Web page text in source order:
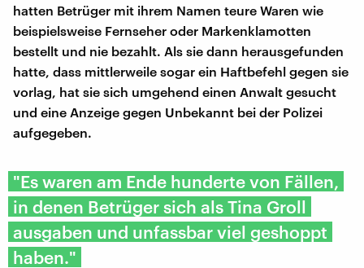
hatten Betrüger mit ihrem Namen teure Waren wie
beispielsweise Fernseher oder Markenklamotten
bestellt und nie bezahlt. Als sie dann herausgefunden
hatte, dass mittlerweile sogar ein Haftbefehl gegen sie
vorlag, hat sie sich umgehend einen Anwalt gesucht
und eine Anzeige gegen Unbekannt bei der Polizei
aufgegeben.
"Es waren am Ende hunderte von Fällen,
in denen Betrüger sich als Tina Groll
ausgaben und unfassbar viel geshoppt
haben."